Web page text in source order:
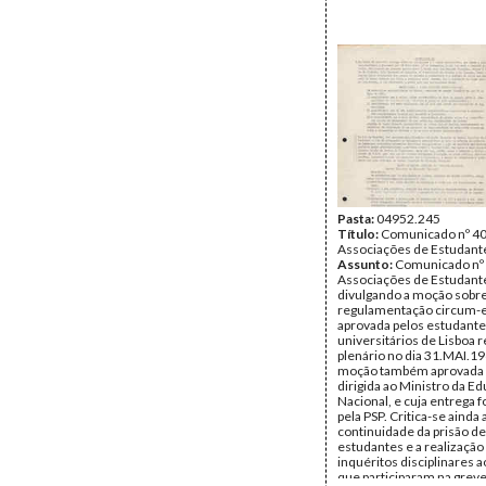
Pasta:04952.245
Título: Comunicado nº
Associações de
Assunto: Comunicado
Associações de
divulgando a moção
regulamentação circum-
aprovada pelos
universitários de Lisboa
plenário no dia
moção também aprovada
dirigida ao Ministro da
Nacional, e cuja entrega
pela PSP. Critica-se ainda
continuidade da prisão
estudantes e a
inquéritos disciplinares
que participaram na